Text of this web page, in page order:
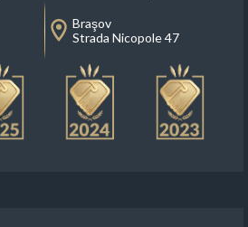
Braşov
Strada Nicopole 47